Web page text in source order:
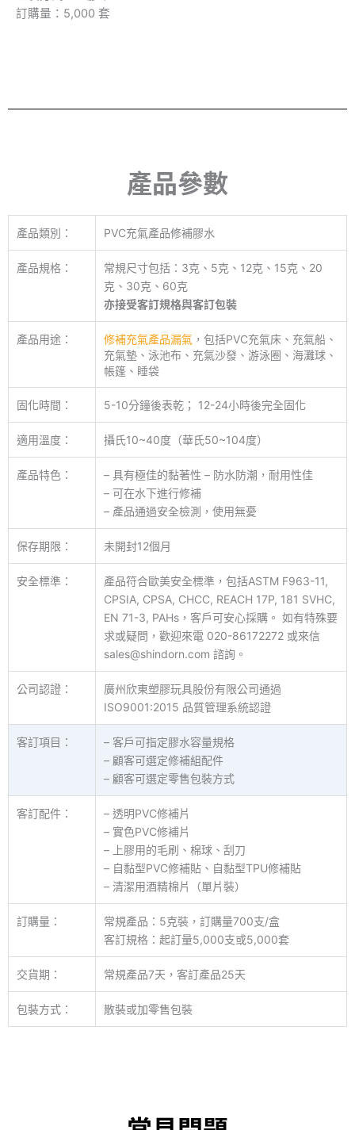
訂購量：5,000 套
產品參數
產品類別： PVC充氣產品修補膠水
產品規格：
常規尺寸包括：3克、5克、12克、15克、20
克、30克、60克
亦接受客訂規格與客訂包裝
產品用途： 修補充氣產品漏氣 ，包括PVC充氣床、充氣船、
充氣墊、泳池布、充氣沙發、游泳圈、海灘球、
帳篷、睡袋
固化時間： 5-10分鐘後表乾； 12-24小時後完全固化
適用溫度： 攝氏10~40度（華氏50~104度）
產品特色：
– 具有極佳的黏著性 – 防水防潮，耐用性佳
– 可在水下進行修補
– 產品通過安全檢測，使用無憂
保存期限： 未開封12個月
安全標準：
產品符合歐美安全標準，包括ASTM F963-11,
CPSIA, CPSA, CHCC, REACH 17P, 181 SVHC,
EN 71-3, PAHs，客戶可安心採購。 如有特殊要
求或疑問，歡迎來電 020-86172272 或來信
sales@shindorn.com 諮詢。
公司認證：
廣州欣東塑膠玩具股份有限公司通過
ISO9001:2015 品質管理系統認證
客訂項目：
– 客戶可指定膠水容量規格
– 顧客可選定修補組配件
– 顧客可選定零售包裝方式
客訂配件：
– 透明PVC修補片
– 實色PVC修補片
– 上膠用的毛刷、棉球、刮刀
– 自黏型PVC修補貼、自黏型TPU修補貼
– 清潔用酒精棉片（單片裝）
訂購量：
常規產品：5克裝，訂購量700支/盒
客訂規格：起訂量5,000支或5,000套
交貨期： 常規產品7天，客訂產品25天
包裝方式： 散裝或加零售包裝